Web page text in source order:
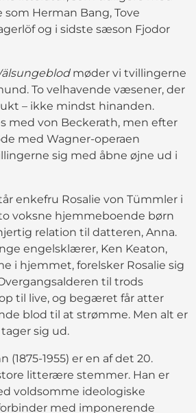
Herman Bang, Tove
og i sidste sæson Fjodor
møder vi tvillingerne
To velhavende væsener, der
– ikke mindst hinanden.
med von Beckerath, men efter
med Wagner-operaen
sig med åbne øjne ud i
enkefru Rosalie von Tümmler i
voksne hjemmeboende børn
relation til datteren, Anna.
engelsklærer, Ken Keaton,
i hjemmet, forelsker Rosalie sig
til trods
til live, og begæret får atter
blod til at strømme. Men alt er
sig ud.
(1875-1955) er en af det 20.
litterære stemmer. Han er
voldsomme ideologiske
med imponerende